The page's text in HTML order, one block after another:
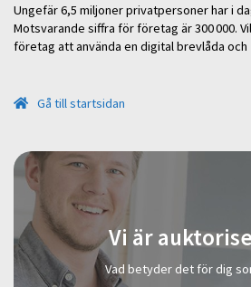
Ungefär 6,5 miljoner privatpersoner har i
Motsvarande siffra för företag är 300 000.
företag att använda en digital brevlåda
Gå till startsidan
Vi är
Vad betyder det för dig